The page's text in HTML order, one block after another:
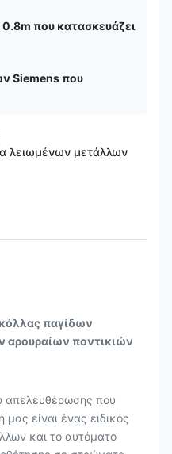
που κατασκευάζει
Siemens που
λειωμένων μετάλλων
παγίδων
ποντικιών
απελευθέρωσης που
είναι ένας ειδικός
και το αυτόματο